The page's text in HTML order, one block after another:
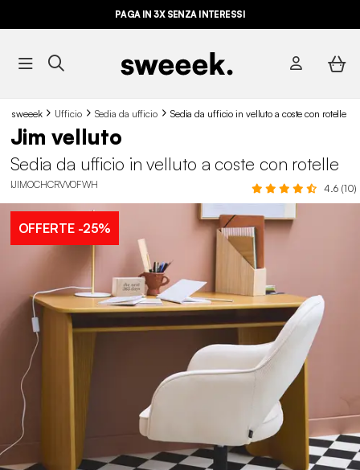
PAGA IN 3X SENZA INTERESSI
sweeek Ufficio Sedia da ufficio Sedia da ufficio in velluto a coste con rotelle
Jim velluto
Sedia da ufficio in velluto a coste con rotelle
IJIMOCHCRVVOFWH 4.6 (10)
OFFERTE-25%